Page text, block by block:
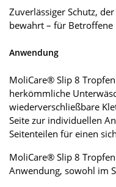
Zuverlässiger Schutz,
bewahrt – für Betroffene
Anwendung
MoliCare® Slip 8
herkömmliche
wiederverschließbare
Seite zur individuellen
Seitenteilen für einen
MoliCare® Slip 8
Anwendung, sowohl im